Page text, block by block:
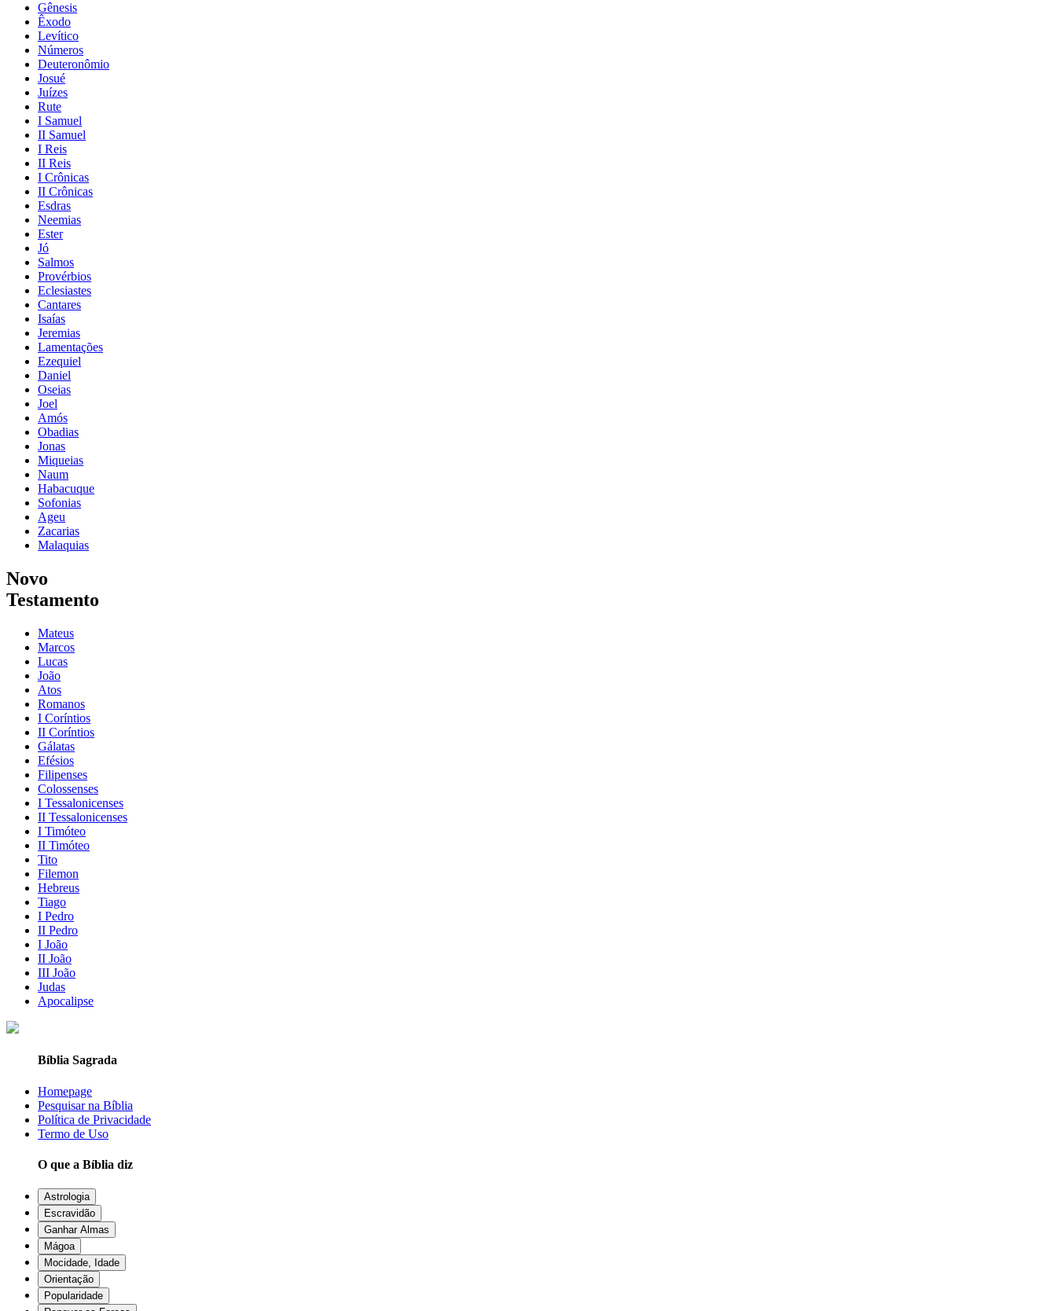
Gênesis
Êxodo
Levítico
Números
Deuteronômio
Josué
Juízes
Rute
I Samuel
II Samuel
I Reis
II Reis
I Crônicas
II Crônicas
Esdras
Neemias
Ester
Jó
Salmos
Provérbios
Eclesiastes
Cantares
Isaías
Jeremias
Lamentações
Ezequiel
Daniel
Oseias
Joel
Amós
Obadias
Jonas
Miqueias
Naum
Habacuque
Sofonias
Ageu
Zacarias
Malaquias
Novo
Testamento
Mateus
Marcos
Lucas
João
Atos
Romanos
I Coríntios
II Coríntios
Gálatas
Efésios
Filipenses
Colossenses
I Tessalonicenses
II Tessalonicenses
I Timóteo
II Timóteo
Tito
Filemon
Hebreus
Tiago
I Pedro
II Pedro
I João
II João
III João
Judas
Apocalipse
Bíblia Sagrada
Homepage
Pesquisar na Bíblia
Política de Privacidade
Termo de Uso
O que a Bíblia diz
Astrologia
Escravidão
Ganhar Almas
Mágoa
Mocidade, Idade
Orientação
Popularidade